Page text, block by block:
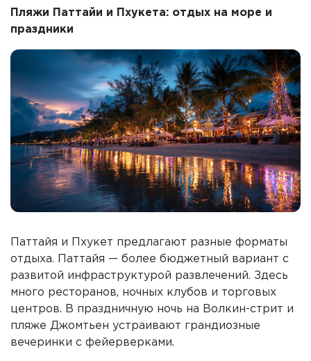
Пляжи Паттайи и Пхукета: отдых на море и
праздники
Паттайя и Пхукет предлагают разные форматы
отдыха. Паттайя — более бюджетный вариант с
развитой инфраструктурой развлечений. Здесь
много ресторанов, ночных клубов и торговых
центров. В праздничную ночь на Волкин-стрит и
пляже Джомтьен устраивают грандиозные
вечеринки с фейерверками.